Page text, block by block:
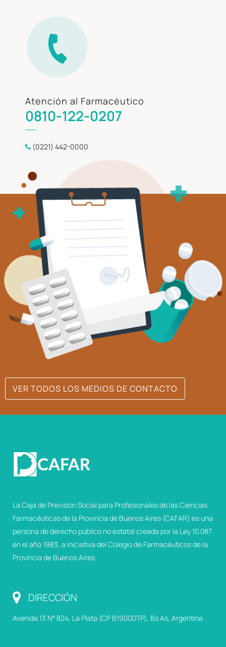
Atención al Farmacéutico
0810-122-0207
(0221) 442-0000
VER TODOS LOS MEDIOS DE CONTACTO
La Caja de Previsión Social para Profesionales de las Ciencias
Farmacéuticas de la Provincia de Buenos Aires (CAFAR) es una
persona de derecho público no estatal creada por la Ley 10.087
en el año 1983, a iniciativa del Colegio de Farmacéuticos de la
Provincia de Buenos Aires.
DIRECCIÓN
Avenida 13 N° 824, La Plata (CP B1900DTP), Bs As, Argentina